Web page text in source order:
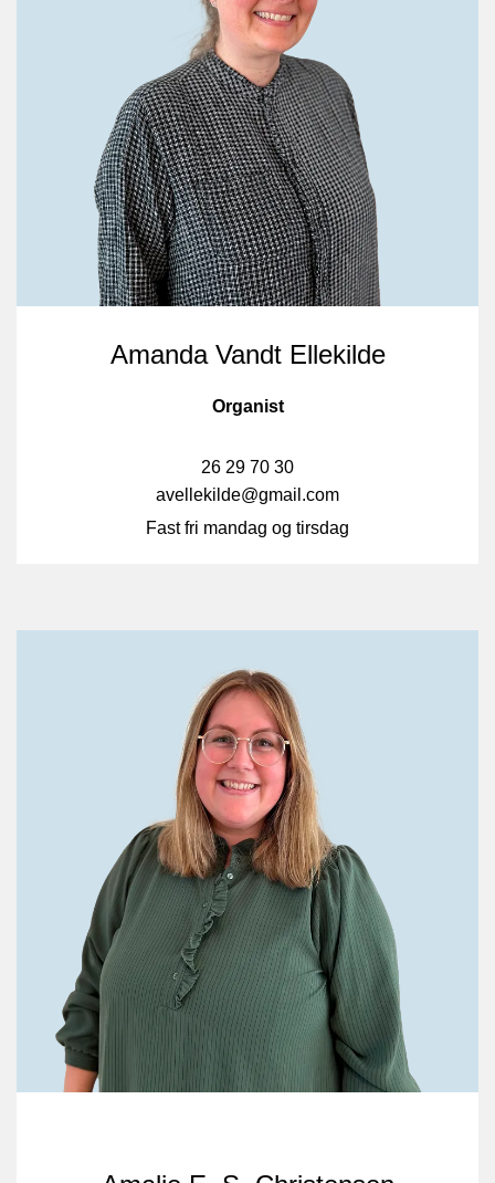
Amanda Vandt Ellekilde
Organist
26 29 70 30
avellekilde@gmail.com
Fast fri mandag og tirsdag